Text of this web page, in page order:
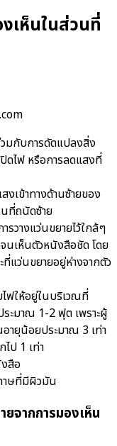
เห็นในส่วนที่
มกับการดัดแปลงสิ่ง
ดไฟ หรือการลดแสงที่
เข้าทางด้านซ้ายของ
นที่ถนัดซ้าย
รวางแว่นขยายไว้ใกล้ๆ
นเห็นตัวหนังสือชัด โดย
แว่นขยายอยู่ห่างจากตัว
ฟให้อยู่ในบริเวณที่
ระมาณ 1-2 ฟุต เพราะผู้
อายุน้อยประมาณ 3 เท่า
ไป 1 เท่า
สือ
าษที่มีผิวมัน
จากการมองเห็น